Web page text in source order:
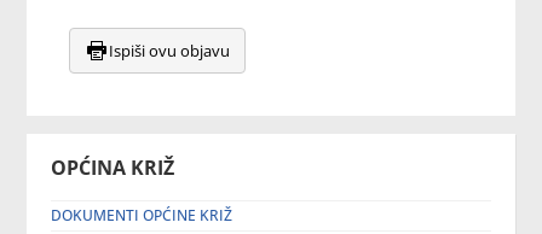
OPĆINA KRIŽ
DOKUMENTI OPĆINE KRIŽ
Ispiši ovu objavu